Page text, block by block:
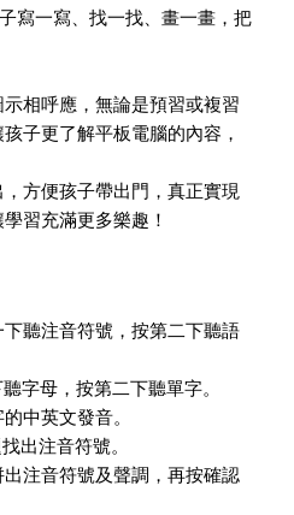
寫一寫、找一找、畫一畫，把
相呼應，無論是預習或複習
子更了解平板電腦的內容，
方便孩子帶出門，真正實現
習充滿更多樂趣！
聽注音符號，按第二下聽語
字母，按第二下聽單字。
中英文發音。
出注音符號。
注音符號及聲調，再按確認